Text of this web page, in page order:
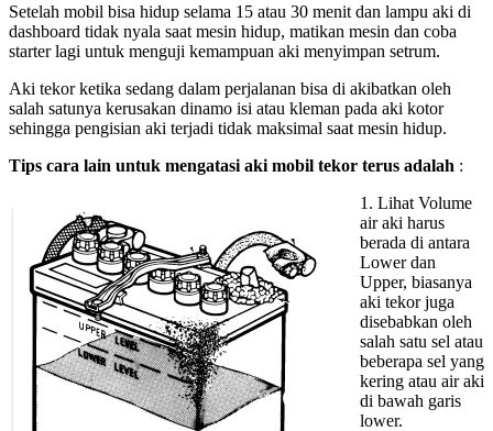
Setelah mobil bisa hidup selama 15 atau 30 menit dan lampu aki di
dashboard tidak nyala saat mesin hidup, matikan mesin dan coba
starter lagi untuk menguji kemampuan aki menyimpan setrum.
Aki tekor ketika sedang dalam perjalanan bisa di akibatkan oleh
salah satunya kerusakan dinamo isi atau kleman pada aki kotor
sehingga pengisian aki terjadi tidak maksimal saat mesin hidup.
Tips cara lain untuk mengatasi aki mobil tekor terus adalah :
1. Lihat Volume
air aki harus
berada di antara
Lower dan
Upper, biasanya
aki tekor juga
disebabkan oleh
salah satu sel atau
beberapa sel yang
kering atau air aki
di bawah garis
lower.